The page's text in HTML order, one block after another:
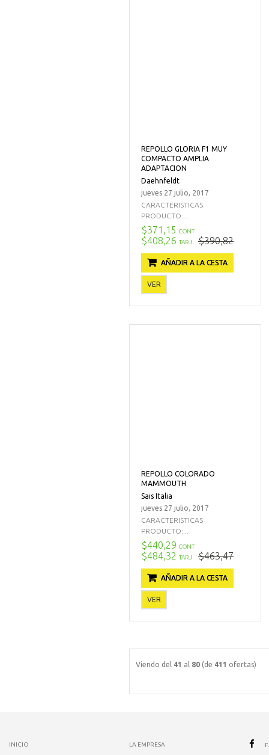
REPOLLO GLORIA F1 MUY
COMPACTO AMPLIA
ADAPTACION
Daehnfeldt
jueves 27 julio, 2017
CARACTERISTICAS
PRODUCTO:...
$371,15 CONT
$408,26 TARJ $390,82
AÑADIR A LA CESTA
VER
REPOLLO COLORADO
MAMMOUTH
Sais Italia
jueves 27 julio, 2017
CARACTERISTICAS
PRODUCTO:...
$440,29 CONT
$484,32 TARJ $463,47
AÑADIR A LA CESTA
VER
Viendo del 41 al 80 (de 411 ofertas)
INICIO LA EMPRESA